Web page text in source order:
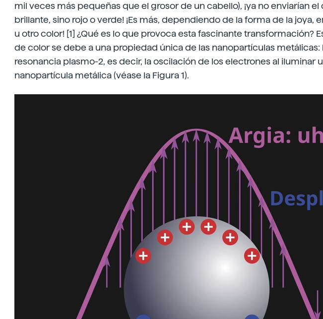
mil veces más pequeñas que el grosor de un cabello), ¡ya no enviarían el
brillante, sino rojo o verde! ¡Es más, dependiendo de la forma de la joya,
u otro color! [1] ¿Qué es lo que provoca esta fascinante transformación?
de color se debe a una propiedad única de las nanopartículas metálicas:
resonancia plasmo-2, es decir, la oscilación de los electrones al iluminar
nanopartícula metálica (véase la Figura 1).